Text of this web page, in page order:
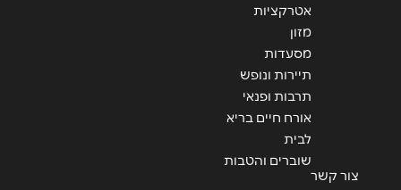
אטרקציות
מזון
מסעדות
תיירות ונופש
תרבות ופנאי
אורח חיים בריא
לבית
שוברים והטבות
צור קשר